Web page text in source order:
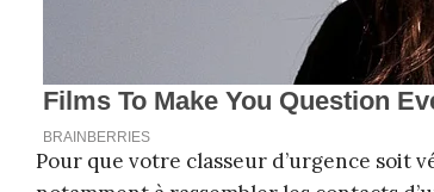
Pour que votre classeur d’urgence soit